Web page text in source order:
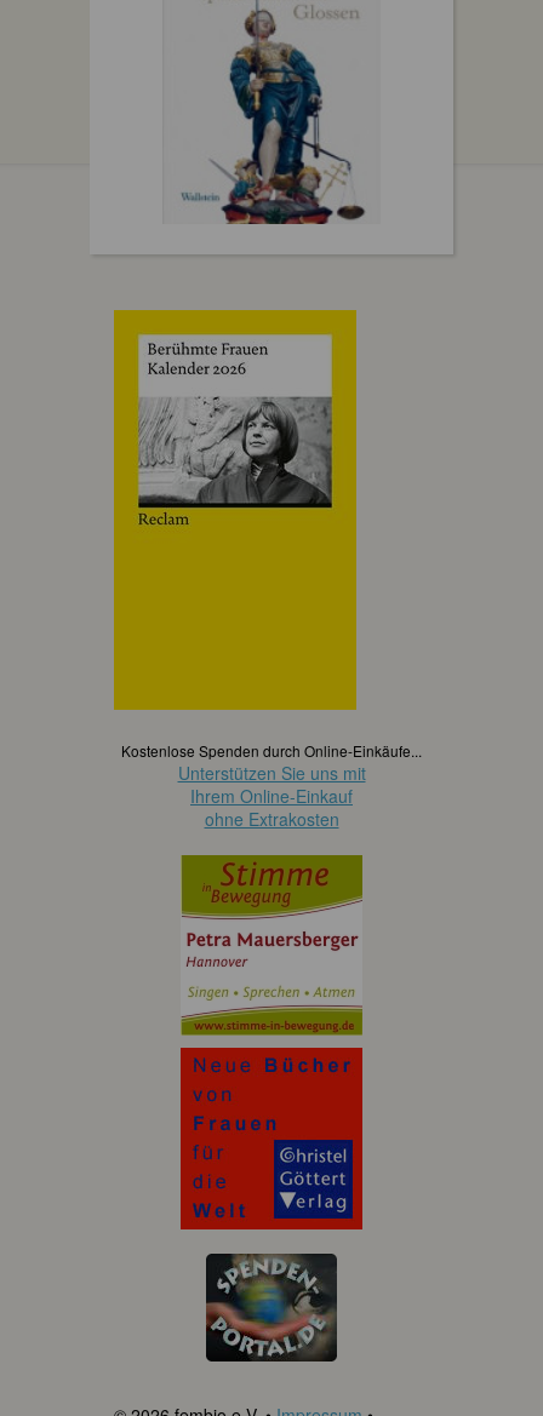
Kostenlose Spenden durch Online-Einkäufe...
Unterstützen Sie uns mit
Ihrem Online-Einkauf
ohne Extrakosten